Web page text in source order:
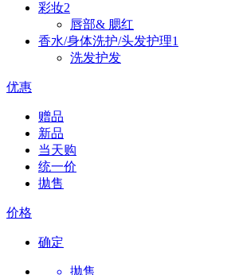
彩妆2
唇部& 腮红
香水/身体洗护/头发护理1
洗发护发
优惠
赠品
新品
当天购
统一价
拋售
价格
确定
抛售